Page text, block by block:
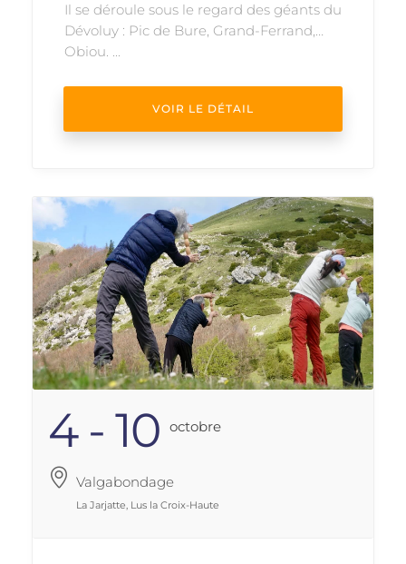
Il se déroule sous le regard des géants du
Dévoluy : Pic de Bure, Grand-Ferrand,
Obiou. ...
VOIR LE DÉTAIL
4 - 10 Octobre
Valgabondage
La Jarjatte, Lus la Croix-Haute